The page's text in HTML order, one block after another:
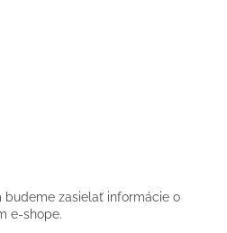
zasielať informácie o
e-shope.